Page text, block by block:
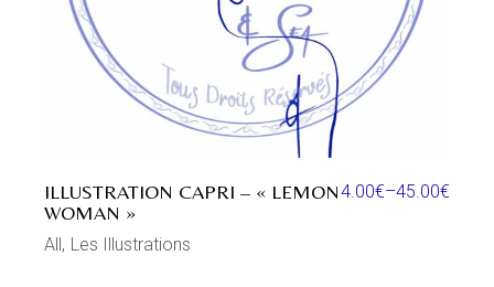
ILLUSTRATION CAPRI – « LEMON
WOMAN »
4.00€–45.00€
All Les Illustrations